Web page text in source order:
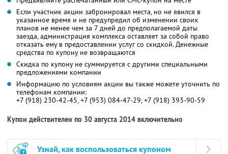
Если участник акции забронировал места, но не явился в
указанное время и не предупредил об изменении своих
планов не менее чем за 7 дней до предполагаемой даты
заезда, администрация комплекса оставляет за собой право
отказать ему в предоставлении услуг со скидкой. Денежные
средства по купону не возвращаются
Скидка по купону не суммируется с другими специальными
предложениями компании
Информацию по условиям акции вы также можете уточнить по
телефонам компании:
+7 (918) 230-42-45, +7 (953) 084-47-29, +7 (918) 393-90-59
Купон действителен по 30 августа 2014 включительно
Узнай, как воспользоваться купоном